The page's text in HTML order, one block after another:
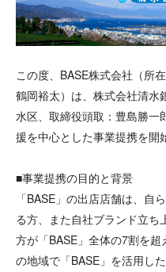
この度、BASE株式会社（所
鶴岡裕太）は、株式会社清水
水区、取締役頭取：豊島勝一
援を中心とした事業提携を開
■事業提携の目的と背景
「BASE」の出店店舗は、自
る方、また自社ブランド立ち
方が「BASE」全体の7割を
の地域で「BASE」を活用し